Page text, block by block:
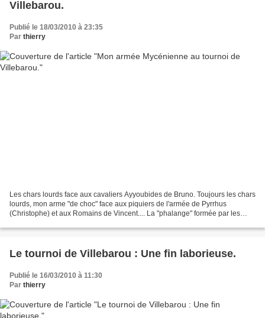
Villebarou.
Publié le 18/03/2010 à 23:35
Par thierry
Les chars lourds face aux cavaliers Ayyoubides de Bruno. Toujours les chars
lourds, mon arme "de choc" face aux piquiers de l'armée de Pyrrhus
(Christophe) et aux Romains de Vincent.... La "phalange" formée par les
Le tournoi de Villebarou : Une fin laborieuse.
Publié le 16/03/2010 à 11:30
Par thierry